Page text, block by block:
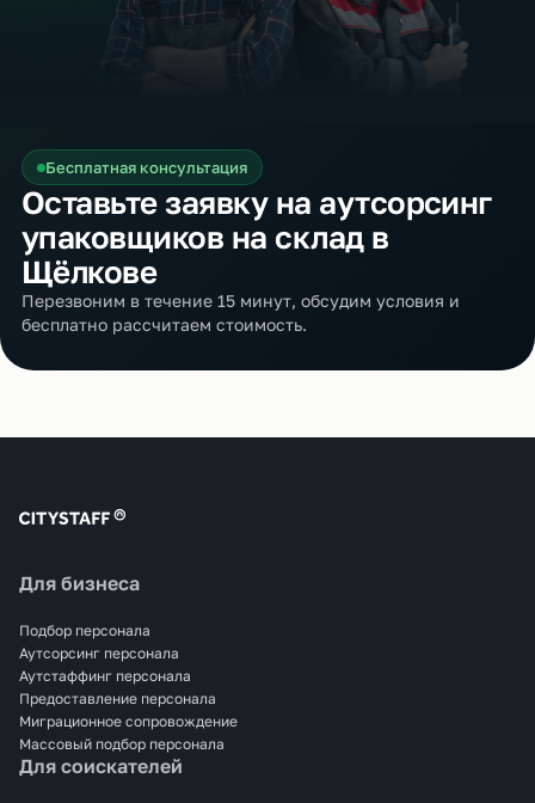
Бесплатная консультация
Оставьте заявку на аутсорсинг
упаковщиков на склад в
Щёлкове
Перезвоним в течение 15 минут, обсудим условия и
бесплатно рассчитаем стоимость.
Для бизнеса
Подбор персонала
Аутсорсинг персонала
Аутстаффинг персонала
Предоставление персонала
Миграционное сопровождение
Массовый подбор персонала
Для соискателей